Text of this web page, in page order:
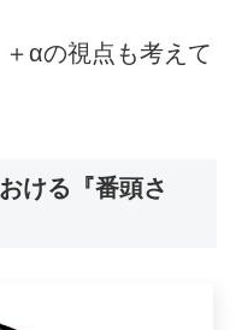
αの視点も考えて
ける『番頭さ